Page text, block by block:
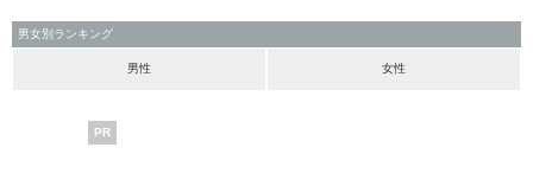
男女別ランキング
男性 女性
PR